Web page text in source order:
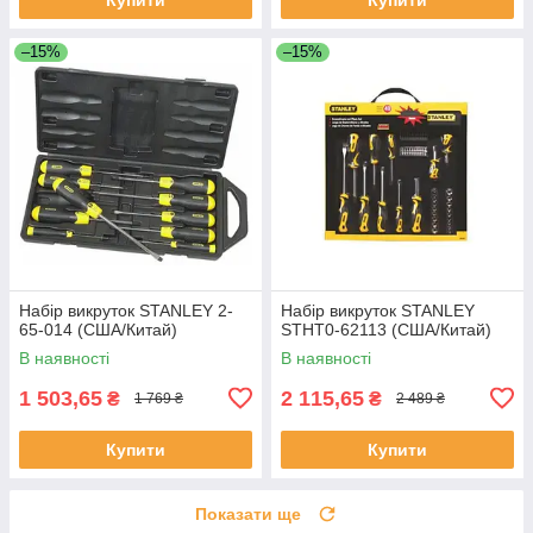
–15%
Набір викруток STANLEY 2-
65-014 (США/Китай)
В наявності
1 503,65 ₴ 1 769 ₴
Купити
–15%
Набір викруток STANLEY
STHT0-62113 (США/Китай)
В наявності
2 115,65 ₴ 2 489 ₴
Купити
Показати ще